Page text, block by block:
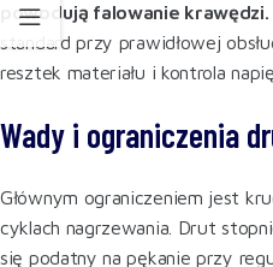
powodują falowanie krawędzi.
standard przy prawidłowej
resztek materiału i kontrola
Wady i ograniczenia
Głównym ograniczeniem jest
cyklach nagrzewania. Drut
się podatny na pękanie przy